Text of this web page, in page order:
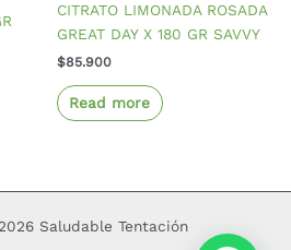
CITRATO LIMONADA ROSADA
GREAT DAY X 180 GR SAVVY
$85.900
Read more
Saludable Tentación